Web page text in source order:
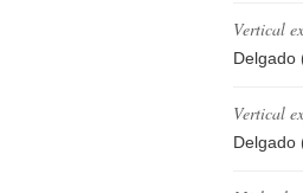
Vertical
Delgado
Vertical
Delgado